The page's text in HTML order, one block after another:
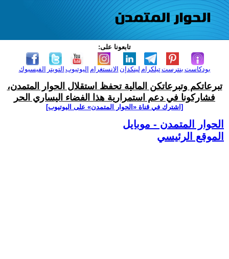
تابعونا على:
الفيسبوك التويتر اليوتيوب الانستغرام لينكدإن تيلكرامبنترست بودكاست
تبرعاتكم وتبرعاتكن المالية تحفظ استقلال الحوار المتمدن،
فشاركونا في دعم استمرارية هذا الفضاء اليساري الحر
[اشترك في قناة ‫«الحوار المتمدن» على اليوتيوب]
الحوار المتمدن - موبايل
الموقع الرئيسي